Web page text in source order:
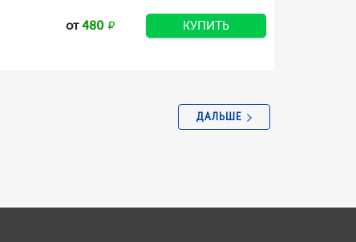
от480 КУПИТЬ
ДАЛЬШЕ